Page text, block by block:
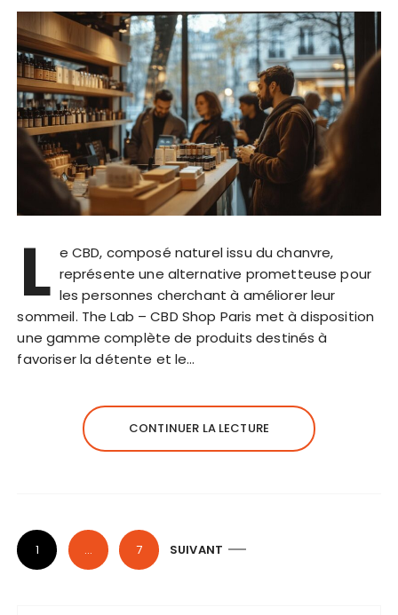
L e CBD, composé naturel issu du chanvre,
représente une alternative prometteuse pour
les personnes cherchant à améliorer leur
sommeil. The Lab – CBD Shop Paris met à disposition
une gamme complète de produits destinés à
favoriser la détente et le…
CONTINUER LA LECTURE
P
a
1 … 7 SUIVANT